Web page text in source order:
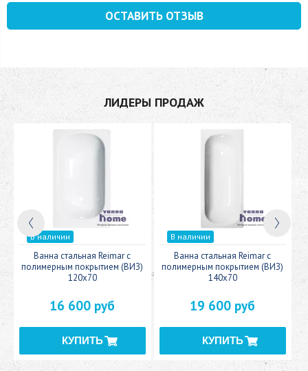
ОСТАВИТЬ ОТЗЫВ
ЛИДЕРЫ ПРОДАЖ
В наличии
Ванна стальная Reimar с
полимерным покрытием (ВИЗ)
120x70
16 600 руб
В наличии
Ванна стальная Reimar с
полимерным покрытием (ВИЗ)
140x70
19 600 руб